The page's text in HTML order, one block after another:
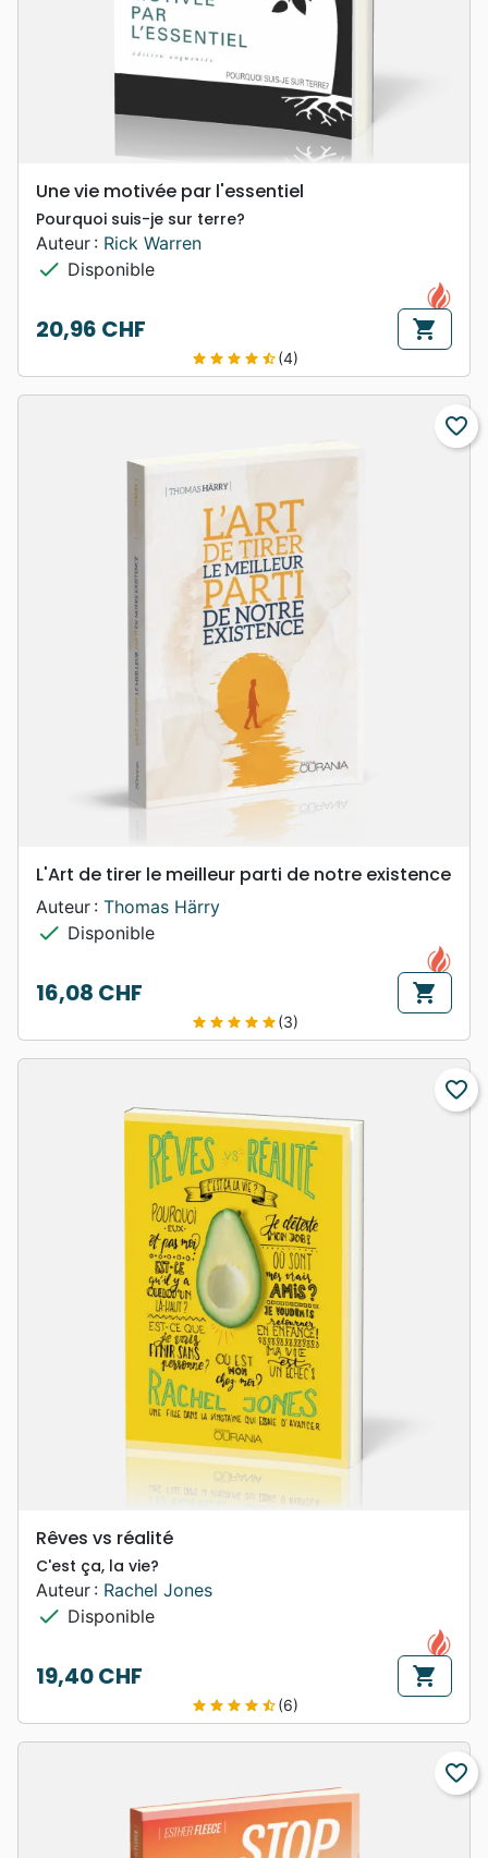
Une vie motivée par l'essentiel
Pourquoi suis-je sur terre?
Auteur : Rick Warren
check Disponible
Prix
20,96 CHF shopping_cart
star star star star star_half(4)
favorite_border
L'Art de tirer le meilleur parti de notre existence
Auteur : Thomas Härry
check Disponible
Prix
16,08 CHF shopping_cart
star star star star star(3)
favorite_border
Rêves vs réalité
C'est ça, la vie?
Auteur : Rachel Jones
check Disponible
Prix
19,40 CHF shopping_cart
star star star star star_half(6)
favorite_border